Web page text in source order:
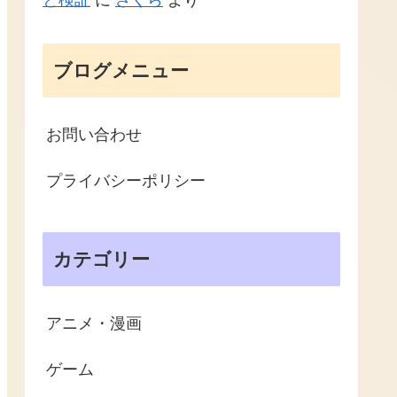
ブログメニュー
お問い合わせ
プライバシーポリシー
カテゴリー
アニメ・漫画
ゲーム